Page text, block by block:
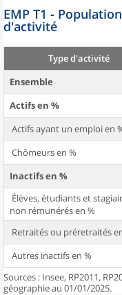
EMP T1 -
d'activité
Type d'activité
Ensemble
Actifs en %
Actifs ayant un emploi en
Chômeurs en %
Inactifs en %
Élèves, étudiants et
non rémunérés en %
Retraités ou préretraités
Autres inactifs en %
Sources : Insee, RP2011,
géographie au 01/01/2025.